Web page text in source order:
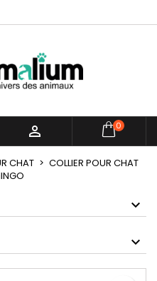
 0
CHAT
COLLIER POUR CHAT
×
×
Créer une liste d'envies
×
ajouter des produits
Connexion